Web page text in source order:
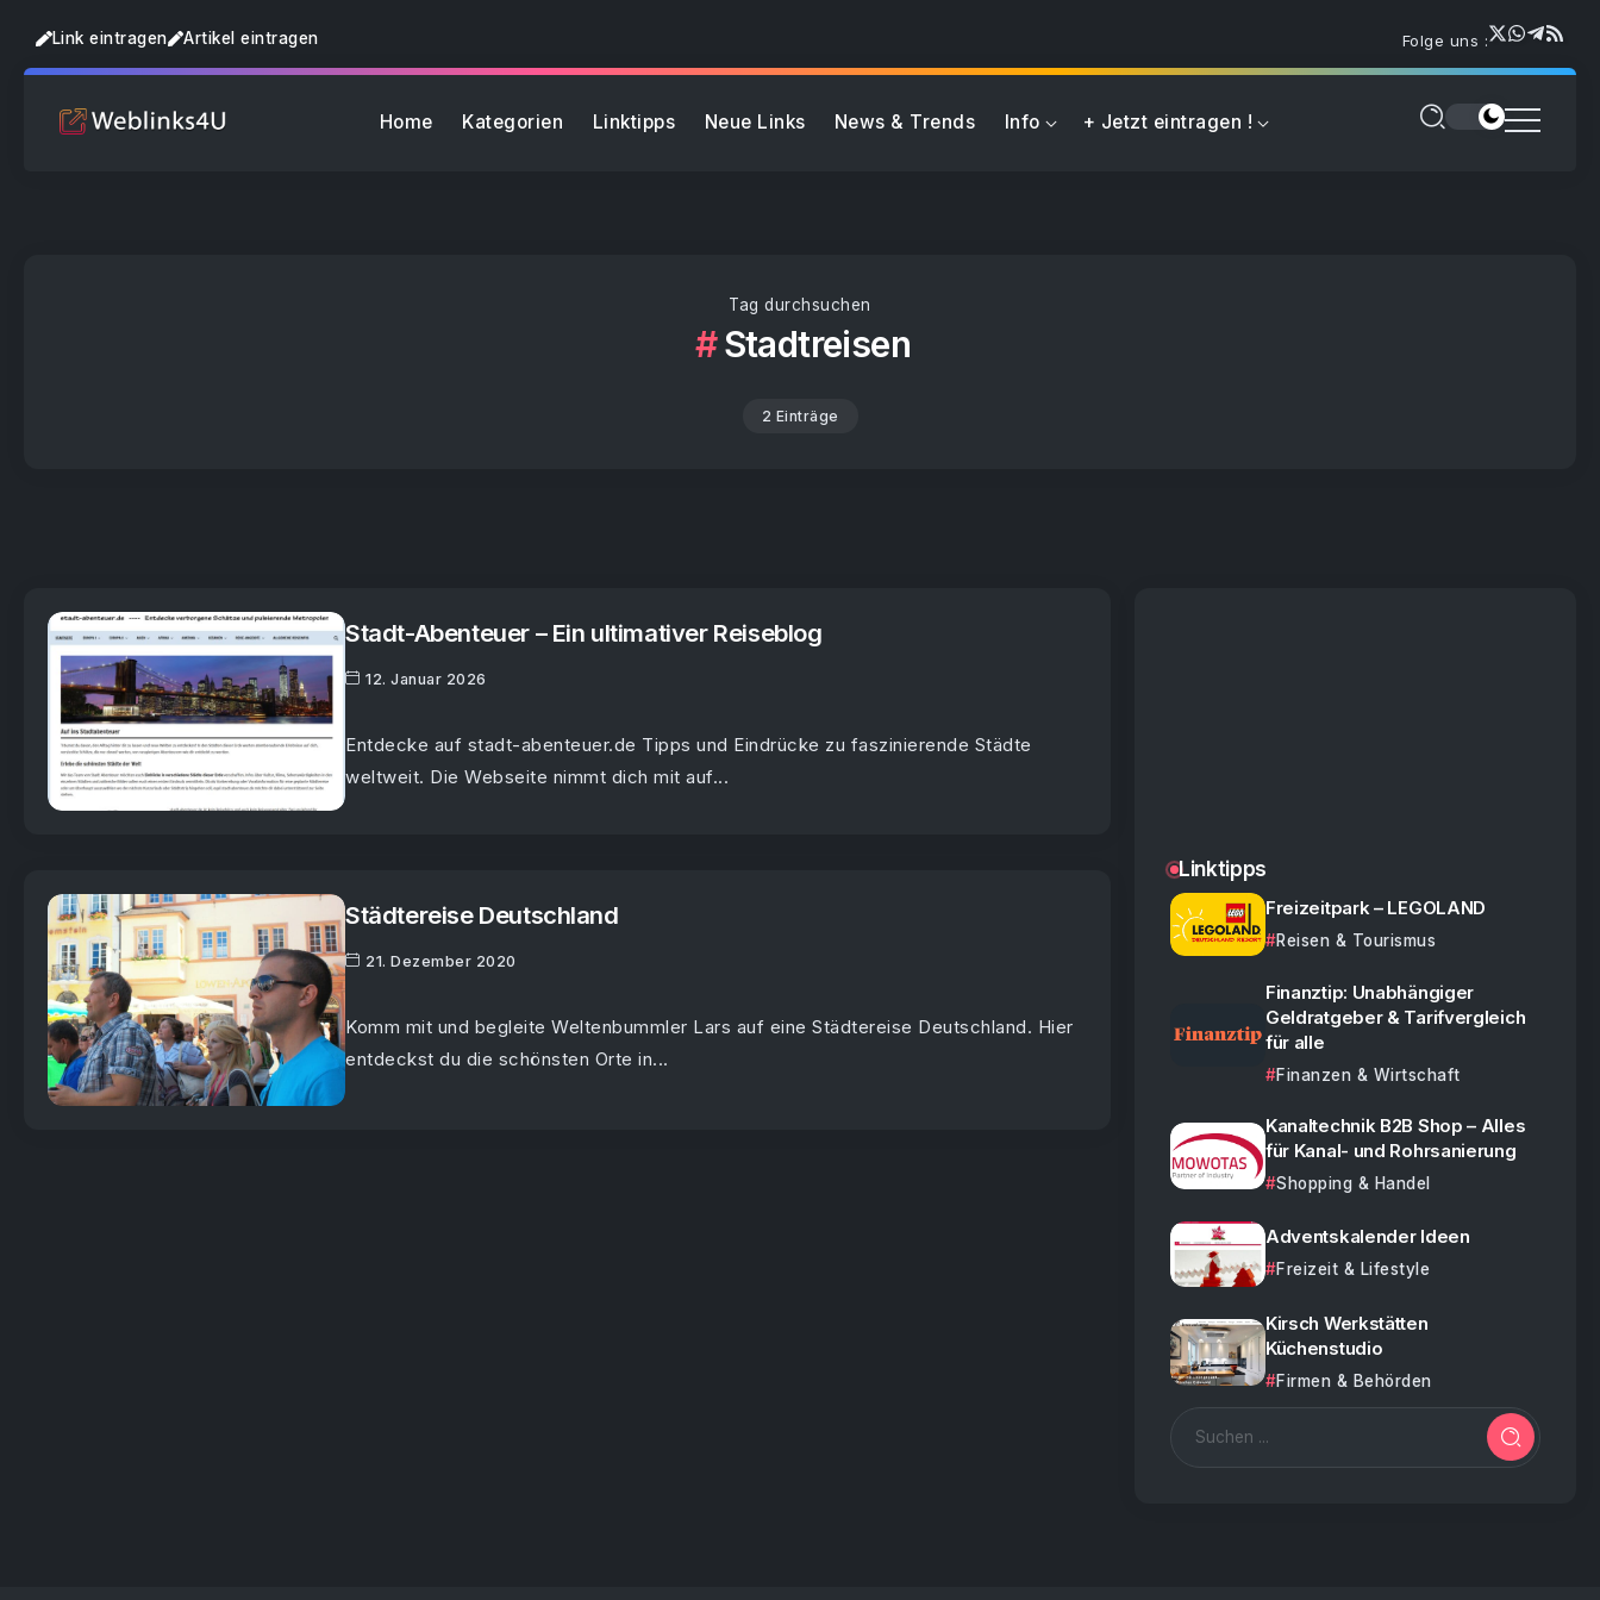
Link eintragen Artikel eintragen Folge uns :
Home Kategorien Linktipps Neue Links News & Trends Info + Jetzt eintragen !
Tag durchsuchen
Stadtreisen
2 Einträge
Stadt-Abenteuer – Ein ultimativer Reiseblog
12. Januar 2026
Entdecke auf stadt-abenteuer.de Tipps und Eindrücke zu faszinierende Städte
weltweit. Die Webseite nimmt dich mit auf...
Städtereise Deutschland
21. Dezember 2020
Komm mit und begleite Weltenbummler Lars auf eine Städtereise Deutschland. Hier
entdeckst du die schönsten Orte in...
Linktipps
Freizeitpark – LEGOLAND
Reisen & Tourismus
Finanztip: Unabhängiger
Geldratgeber & Tarifvergleich
für alle
Finanzen & Wirtschaft
Kanaltechnik B2B Shop – Alles
für Kanal- und Rohrsanierung
Shopping & Handel
Adventskalender Ideen
Freizeit & Lifestyle
Kirsch Werkstätten
Küchenstudio
Firmen & Behörden